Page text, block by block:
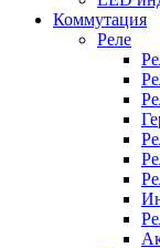
Коммутация
Реле